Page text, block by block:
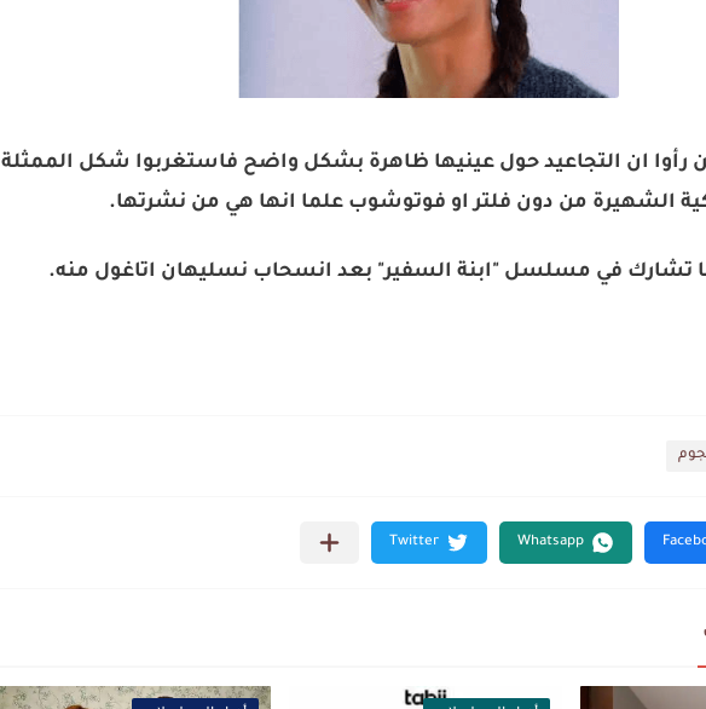
رأوا ان التجاعيد حول عينيها ظاهرة بشكل واضح فاستغربوا شكل الممثلة
الشهيرة من دون فلتر او فوتوشوب علما انها هي من نشرتها.
تشارك في مسلسل "ابنة السفير" بعد انسحاب نسليهان اتاغول منه.